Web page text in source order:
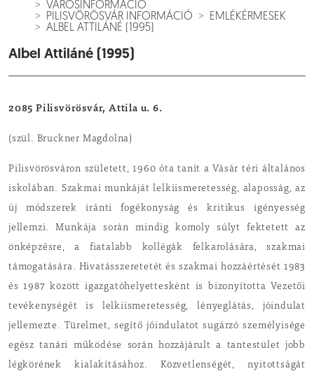
VÁROSINFORMÁCIÓ
PILISVÖRÖSVÁR INFORMÁCIÓ
EMLÉKÉRMESEK
ALBEL ATTILÁNÉ (1995)
Albel Attiláné (1995)
2085 Pilisvörösvár, Attila u. 6.
(szül. Bruckner Magdolna)
Pilisvörösváron szü­letett, 1960 óta tanít a Vásár téri általános
iskolában. Szakmai munkáját lelkiismere­tesség, alaposság, az
új módszerek iránti fogé­konyság és kritikus igényesség
jellemzi. Munkája során mindig komoly súlyt fektetett az
önképzésre, a fiata­labb kollégák felkarolá­sára, szakmai
támogatására. Hivatásszeretetét és szakmai hozzáértését 1983
és 1987 között igazga­tóhelyettesként is bizonyította Vezetői
tevékeny­ségét is lelkiismeretesség, lényeglátás, jóindulat
jellemezte. Türelmet, segítő jóindulatot sugárzó személyisége
egész tanári működése során hozzá­járult a tantestület jobb
légkörének kialakításá­hoz. Közvetlenségét, nyitottságát